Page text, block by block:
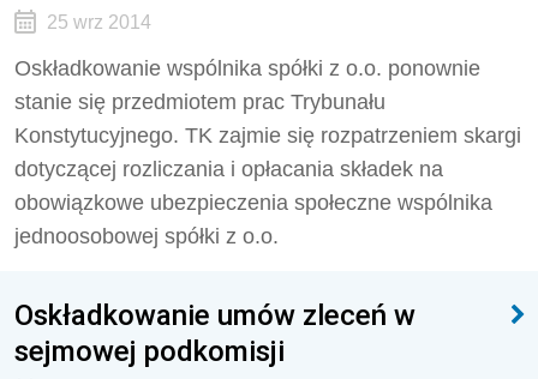
25 wrz 2014
Oskładkowanie wspólnika spółki z o.o. ponownie
stanie się przedmiotem prac Trybunału
Konstytucyjnego. TK zajmie się rozpatrzeniem skargi
dotyczącej rozliczania i opłacania składek na
obowiązkowe ubezpieczenia społeczne wspólnika
jednoosobowej spółki z o.o.
Oskładkowanie umów zleceń w
sejmowej podkomisji